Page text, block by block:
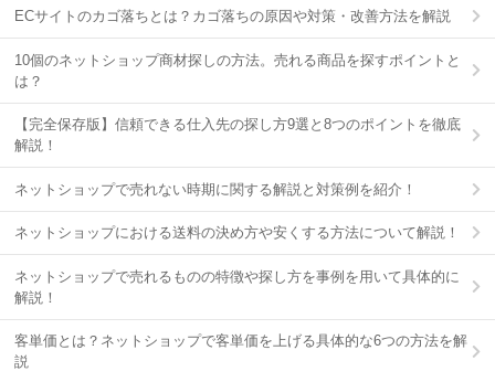
ECサイトのカゴ落ちとは？カゴ落ちの原因や対策・改善方法を解説
10個のネットショップ商材探しの方法。売れる商品を探すポイントと
は？
【完全保存版】信頼できる仕入先の探し方9選と8つのポイントを徹底
解説！
ネットショップで売れない時期に関する解説と対策例を紹介！
ネットショップにおける送料の決め方や安くする方法について解説！
ネットショップで売れるものの特徴や探し方を事例を用いて具体的に
解説！
客単価とは？ネットショップで客単価を上げる具体的な6つの方法を解
説